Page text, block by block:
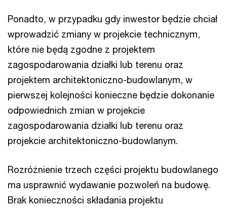
Ponadto, w przypadku gdy inwestor będzie chciał
wprowadzić zmiany w projekcie technicznym,
które nie będą zgodne z projektem
zagospodarowania działki lub terenu oraz
projektem architektoniczno-budowlanym, w
pierwszej kolejności konieczne będzie dokonanie
odpowiednich zmian w projekcie
zagospodarowania działki lub terenu oraz
projekcie architektoniczno-budowlanym.
Rozróżnienie trzech części projektu budowlanego
ma usprawnić wydawanie pozwoleń na budowę.
Brak konieczności składania projektu